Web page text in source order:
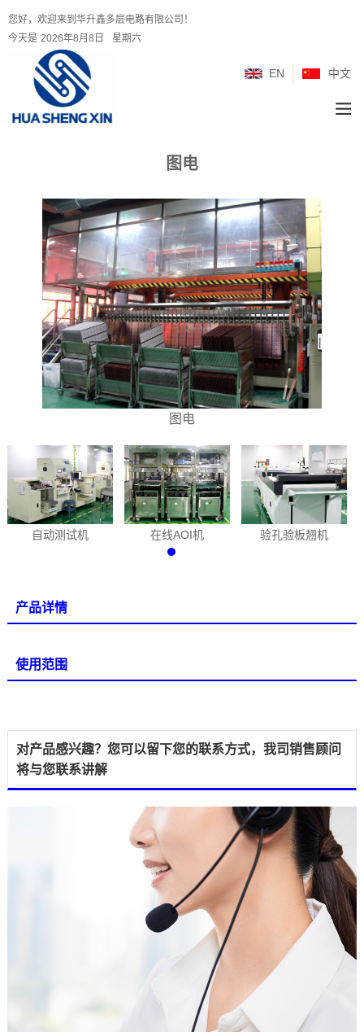
您好，欢迎来到华升鑫多层电路有限公司！
今天是 2026年8月8日 星期六
中文
EN
图电
图电
自动测试机 在线AOI机 验孔验板翘机
产品详情
使用范围
对产品感兴趣？您可以留下您的联系方式，我司销售顾问
将与您联系讲解